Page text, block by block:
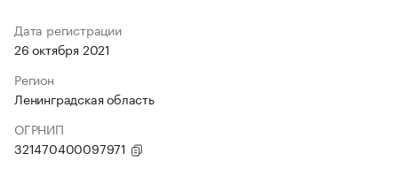
Дата регистрации
26 октября 2021
Регион
Ленинградская область
ОГРНИП
321470400097971